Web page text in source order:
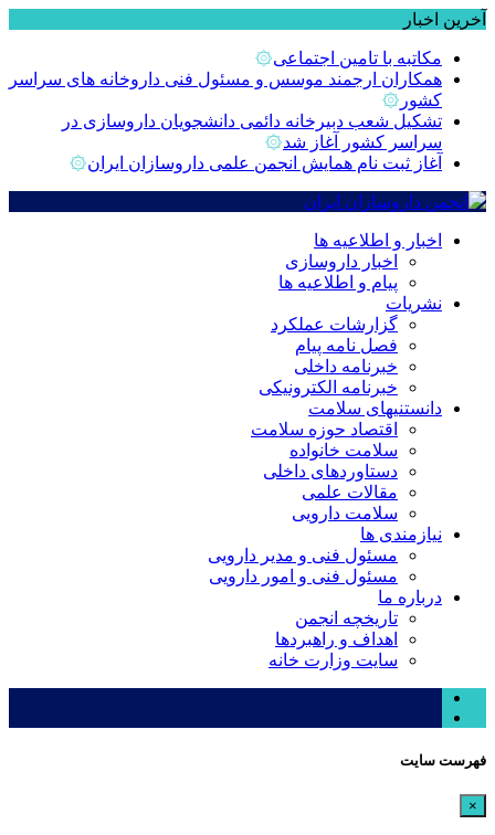
آخرین اخبار
مکاتبه با تامین اجتماعی۞
همکاران ارجمند موسس و مسئول فنی داروخانه های سراسر
کشور ۞
تشکیل شعب دبیرخانه دائمی دانشجویان داروسازی در
سراسر کشور آغاز شد۞
آغاز ثبت نام همایش انجمن علمی داروسازان ایران۞
اخبار و اطلاعیه ها
اخبار داروسازی
پیام و اطلاعیه ها
نشریات
گزارشات عملکرد
فصل نامه پیام
خبرنامه داخلی
خبرنامه الکترونیکی
دانستنیهای سلامت
اقتصاد حوزه سلامت
سلامت خانواده
دستاوردهای داخلی
مقالات علمی
سلامت دارویی
نیازمندی ها
مسئول فنی و مدیر دارویی
مسئول فنی و امور دارویی
درباره ما
تاریخچه انجمن
اهداف و راهبردها
سایت وزارت خانه
فهرست سایت
×